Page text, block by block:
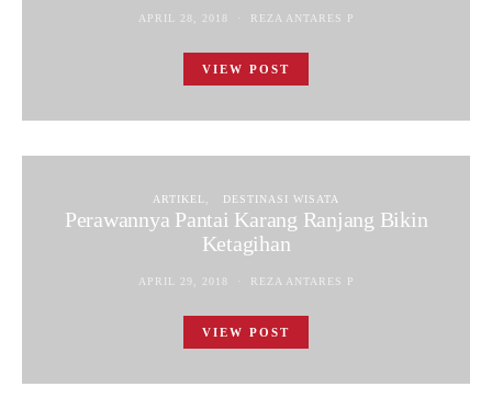
APRIL 28, 2018 REZA ANTARES P
VIEW POST
ARTIKEL DESTINASI WISATA
Perawannya Pantai Karang Ranjang Bikin
Ketagihan
APRIL 29, 2018 REZA ANTARES P
VIEW POST